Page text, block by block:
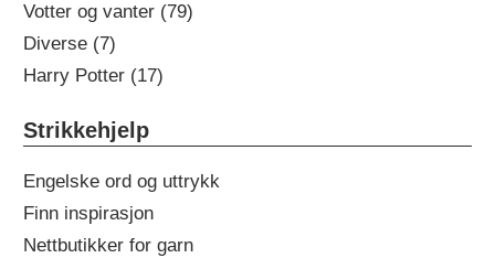
Votter og vanter (79)
Diverse (7)
Harry Potter (17)
Strikkehjelp
Engelske ord og uttrykk
Finn inspirasjon
Nettbutikker for garn